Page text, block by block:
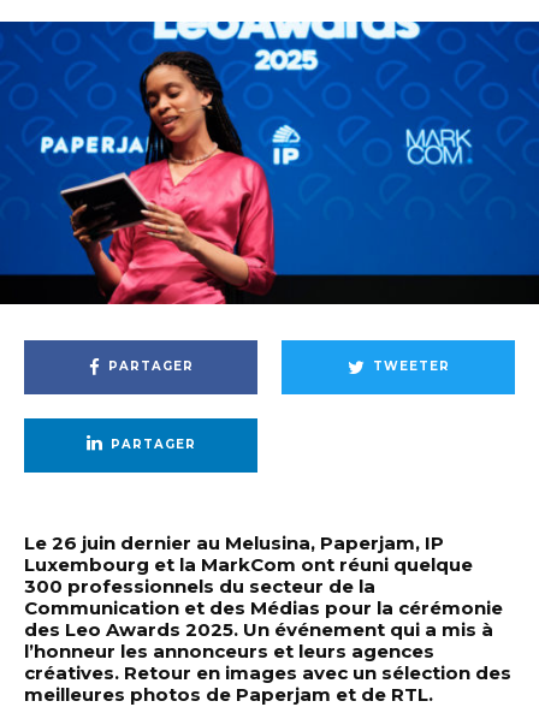
PARTAGER TWEETER
PARTAGER
Le 26 juin dernier au Melusina, Paperjam, IP
Luxembourg et la MarkCom ont réuni quelque
300 professionnels du secteur de la
Communication et des Médias pour la cérémonie
des Leo Awards 2025. Un événement qui a mis à
l’honneur les annonceurs et leurs agences
créatives. Retour en images avec un sélection des
meilleures photos de Paperjam et de RTL.